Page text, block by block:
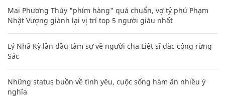
Mai Phương Thúy "phím hàng" quá chuẩn, vợ tỷ phú Phạm
Nhật Vượng giành lại vị trí top 5 người giàu nhất
Lý Nhã Kỳ lần đầu tâm sự về người cha Liệt sĩ đặc công rừng
Sác
Những status buồn về tình yêu, cuộc sống hàm ẩn nhiều ý
nghĩa